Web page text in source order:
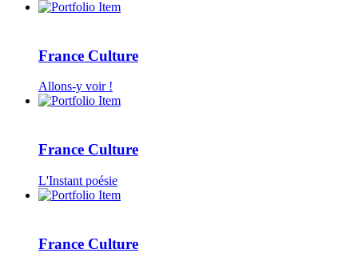
France Culture
Allons-y voir !
France Culture
L'Instant poésie
France Culture